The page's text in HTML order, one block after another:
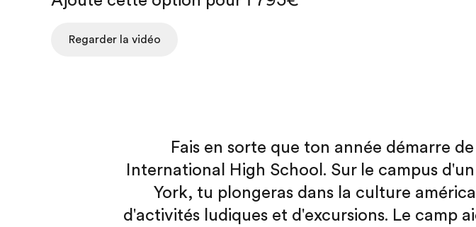
Regarder la vidéo
Fais en sorte que ton année démarre
International High School. Sur le campus
York, tu plongeras dans la culture
d'activités ludiques et d'excursions. Le camp